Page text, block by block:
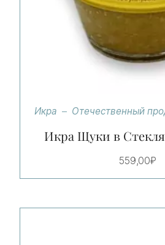
Икра Отечественный
Икра Щуки в
559,00₽